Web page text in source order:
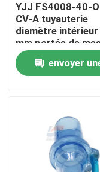
Produits
Le spectacle VR
Visite de l'usine
YJJ FS4008-40-
CV-A tuyauterie
diamètre intérieur
mm portée de
jusqu'à 50 SLPM
débitmètre de gaz
envoyer